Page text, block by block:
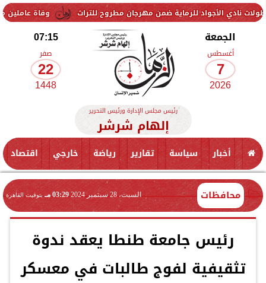
وفاة عاملين متأثرين للرماية ضمن مهرجان مطروح للتراث
الجمعة
أغسطس
7
2026
07:15
صفر
22
1448
رئيس مجلس الإدارة ورئيس التحرير
إلهام شرشر
أخبار سياسة تقارير رياضة خارجي اقتصاد
محافظات السبت، 28 سبتمبر 2024 03:29 مـ بتوقيت القاهرة
رئيس جامعة طنطا يعقد ندوة
تثقيفية لفوج طالبات في معسكر